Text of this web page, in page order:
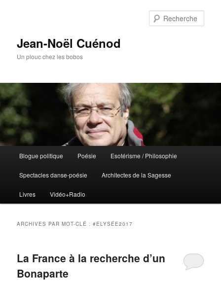
Jean-Noël Cuénod
Un plouc chez les bobos
Aller
au
contenu
principal
Aller
au
contenu
secondaire
Blogue politique Poésie Esotérisme / Philosophie
Spectacles danse-poésie Architectes de la Sagesse
Livres Vidéo+Radio
ARCHIVES PAR MOT-CLÉ :#ELYSÉE2017
La France à la recherche d’un
Bonaparte